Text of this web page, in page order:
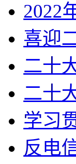
2022
喜迎
二十
二十
学习
反电